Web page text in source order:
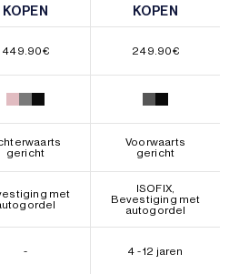
KOPEN
KOPEN
KOPEN
KOPEN
449.90€ 249.90€
gericht
Voorwaarts
gericht
met
ISOFIX,
Bevestiging met
autogordel
- 4 - 12 jaren